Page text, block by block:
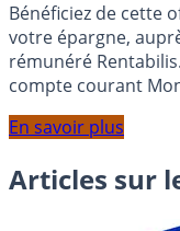
Bénéficiez de cette
votre épargne,
rémunéré
compte courant
En savoir plus
Articles sur